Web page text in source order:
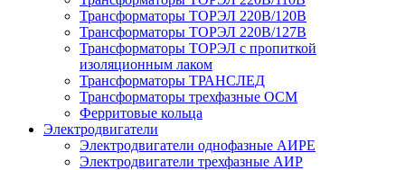
Трансформаторы ТОРЭЛ 220В/120В
Трансформаторы ТОРЭЛ 220В/127В
Трансформаторы ТОРЭЛ с пропиткой
изоляционным лаком
Трансформаторы ТРАНСЛЕД
Трансформаторы трехфазные ОСМ
Ферритовые кольца
Электродвигатели
Электродвигатели однофазные АИРЕ
Электродвигатели трехфазные АИР